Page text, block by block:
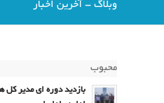
وبلاگ - آخرین اخبار
محبوب
بازدید دوره ای مدیر کل